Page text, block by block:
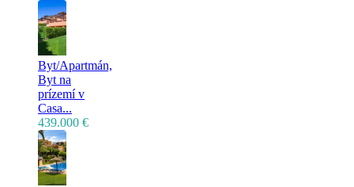
Byt/Apartmán,
Byt na
prízemí v
Casa...
439.000 €